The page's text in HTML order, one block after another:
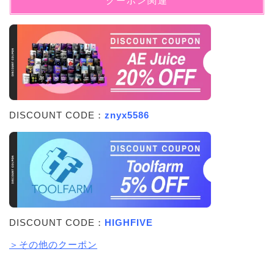
DISCOUNT CODE： znyx5586
DISCOUNT CODE： HIGHFIVE
＞その他のクーポン